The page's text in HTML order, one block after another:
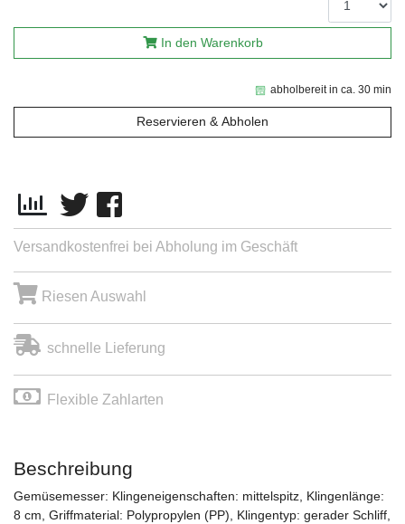
abholbereit in ca. 30 min
Reservieren & Abholen
In den Warenkorb
Versandkostenfrei bei Abholung im Geschäft
Riesen Auswahl
schnelle Lieferung
Flexible Zahlarten
Beschreibung
Gemüsemesser: Klingeneigenschaften: mittelspitz, Klingenlänge:
8 cm, Griffmaterial: Polypropylen (PP), Klingentyp: gerader Schliff,